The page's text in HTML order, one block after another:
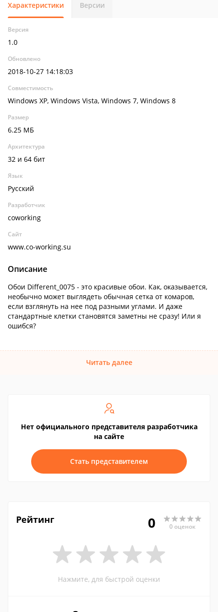
Характеристики Версии
Версия
1.0
Обновлено
2018-10-27 14:18:03
Совместимость
Windows XP, Windows Vista, Windows 7, Windows 8
Размер
6.25 МБ
Архитектура
32 и 64 бит
Язык
Русский
Разработчик
coworking
Сайт
www.co-working.su
Описание
Обои Different_0075 - это красивые обои. Как, оказывается,
необычно может выглядеть обычная сетка от комаров,
если взглянуть на нее под разными углами. И даже
стандартные клетки становятся заметны не сразу! Или я
ошибся?
Читать далее
Нет официального представителя разработчика
на сайте
Стать представителем
Рейтинг 0 0 оценок
Нажмите, для быстрой оценки